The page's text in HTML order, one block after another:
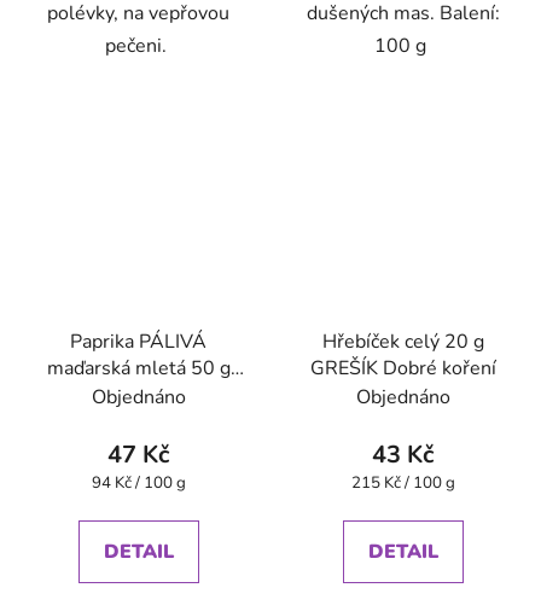
polévky, na vepřovou
pečeni.
dušených mas. Balení:
100 g
Paprika PÁLIVÁ
maďarská mletá 50 g
GREŠÍK Dobré koření
Objednáno
47 Kč
Měrná
94 Kč / 100 g
DETAIL
Hřebíček celý 20 g
GREŠÍK Dobré koření
Objednáno
43 Kč
Měrná
215 Kč / 100 g
DETAIL